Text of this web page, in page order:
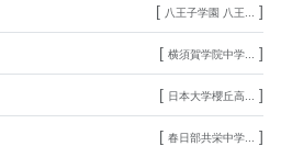
[ 八王子学園 八王... ]
[ 横須賀学院中学... ]
[ 日本大学櫻丘高... ]
[ 春日部共栄中学... ]